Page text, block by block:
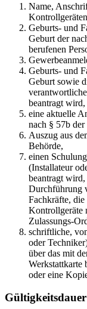
Name,
Geburts- und
Geburt der
berufenen
Geburts- und
Geburt sowie
beantragt wird,
eine aktuelle
nach § 57b
Auszug aus
Behörde,
einen
(Installateur
beantragt
Durchführung
Fachkräfte,
Kontrollgeräte
Zulassungs-
schriftliche,
oder
über das mit
Werkstattkarte
oder eine
Gültigkeitsdauer